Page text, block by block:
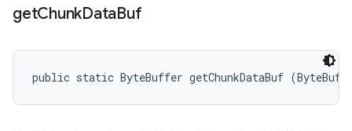
getChunkDataBuf
public static ByteBuffer getChunkDataBuf